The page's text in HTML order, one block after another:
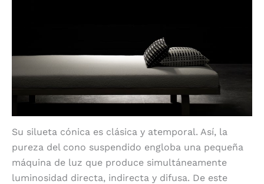
Su silueta cónica es clásica y atemporal. Así, la
pureza del cono suspendido engloba una pequeña
máquina de luz que produce simultáneamente
luminosidad directa, indirecta y difusa. De este